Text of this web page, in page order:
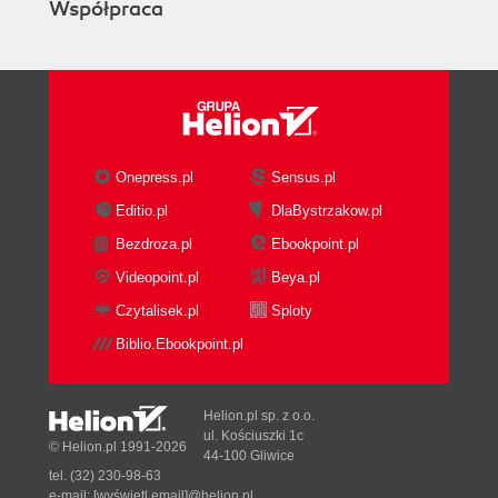
Defining Classes
Fields: A Place to Put Data
Fields Can Be Fickle, but const Is
Forever
Read-only Fields and Properties
Related Constants with enum
Value Types and Reference Types
Too Many Constructors, Mr. Mozart
Overloading
Named Parameters
Object Initializers
Defining Methods
Declaring Static Methods
Static Fields and Properties
Static Constructors
Współpraca
Onepress.pl
Sensus.pl
Editio.pl
DlaBystrzakow.pl
Bezdroza.pl
Ebookpoint.pl
Videopoint.pl
Beya.pl
Czytalisek.pl
Sploty
Biblio.Ebookpoint.pl
© Helion.pl 1991-2026
Helion.pl sp. z o.o.
ul. Kościuszki 1c
44-100 Gliwice
tel. (32) 230-98-63